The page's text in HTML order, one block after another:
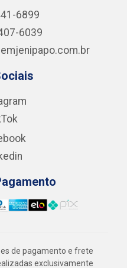
6899
6039
de pagamento e frete
exclusivamente